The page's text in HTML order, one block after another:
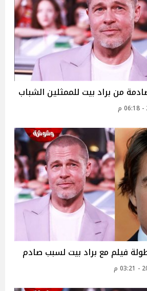
من براد بيت للممثلين الشباب
فيلم مع براد بيت لسبب صادم